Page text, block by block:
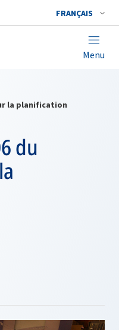
FRANÇAIS
Menu
la planification
du